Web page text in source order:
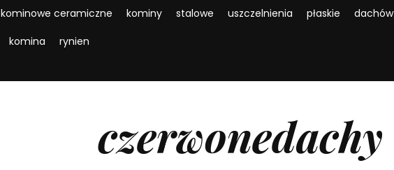
kominowe ceramiczne kominy stalowe uszczelnienia płaskie dachów
komina rynien
czerwonedachy